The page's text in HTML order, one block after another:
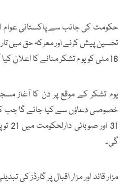
حکومت کی جانب سے پاکستانی عوام
تحسین پیش کرنے اور معرکہ حق میں
16 مئی کویو م تشکر منانے کا اعلان کیا گیا ہے۔
یوم تشکر کے موقع پر دن کا آغاز
خصوصی دعاؤں سے کیا جائے گا جب
31
گی۔
مزار قائد اور مزار اقبال پر گارڈز کی